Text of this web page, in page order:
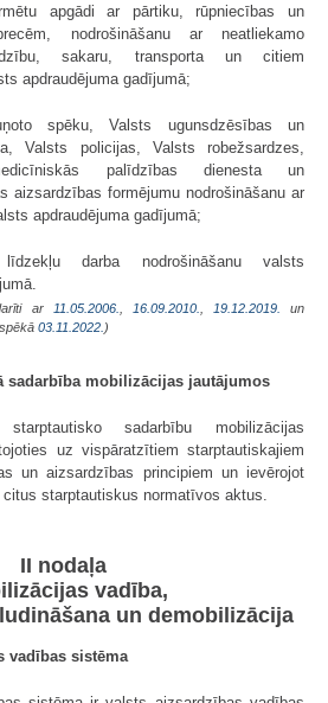
apgādi ar pārtiku, rūpniecības un
nodrošināšanu ar neatliekamo
sakaru, transporta un citiem
apdraudējuma gadījumā;
spēku, Valsts ugunsdzēsības un
Valsts policijas, Valsts robežsardzes,
palīdzības dienesta un
aizsardzības formējumu nodrošināšanu ar
apdraudējuma gadījumā;
darba nodrošināšanu valsts
ar 11.05.2006. 16.09.2010. 19.12.2019.
un
03.11.2022. )
sadarbība mobilizācijas jautājumos
starptautisko sadarbību mobilizācijas
uz vispāratzītiem starptautiskajiem
un aizsardzības principiem un ievērojot
starptautiskus normatīvos aktus.
II nodaļa
vadība,
un demobilizācija
vadības sistēma